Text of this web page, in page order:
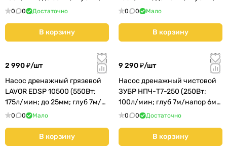
напор 5м) КМС01
0 0 Достаточно
В корзину
напор 7м) (1.645-503.0
0 0 Мало
В корзину
2 990 ₽/шт
Насос дренажный грязевой
LAVOR EDSP 10500 (550Вт;
175л/мин; до 25мм; глуб 7м/
напор 7м) (0.013.0102)
0 0 Мало
В корзину
9 290 ₽/шт
Насос дренажный чистовой
ЗУБР НПЧ-Т7-250 (250Вт;
100л/мин; глуб 7м/напор 6м)
КМС01
0 0 Достаточно
В корзину